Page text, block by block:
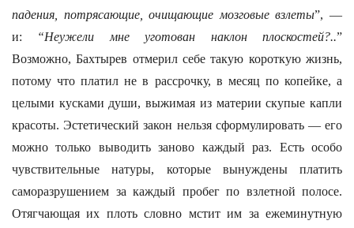
падения, потрясающие, очищающие мозговые взлеты”, —
и: “Неужели мне уготован наклон плоскостей?..”
Возможно, Бахтырев отмерил себе такую короткую жизнь,
потому что платил не в рассрочку, в месяц по копейке, а
целыми кусками души, выжимая из материи скупые капли
красоты. Эстетический закон нельзя сформулировать — его
можно только выводить заново каждый раз. Есть особо
чувствительные натуры, которые вынуждены платить
саморазрушением за каждый пробег по взлетной полосе.
Отягчающая их плоть словно мстит им за ежеминутную